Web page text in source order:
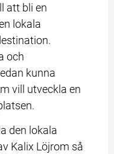
att bli en
lokala
och
kunna
vill utveckla en
den lokala
Kalix Löjrom så